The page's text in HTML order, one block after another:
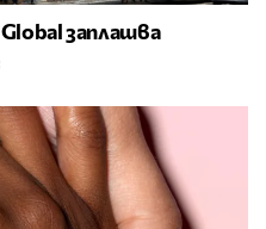
заплашва